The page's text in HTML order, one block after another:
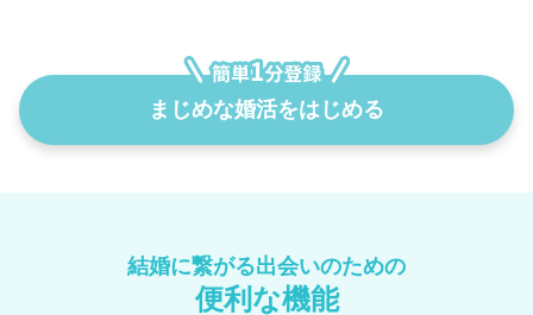
まじめな婚活をはじめる
結婚に繋がる出会いのための
便利な機能